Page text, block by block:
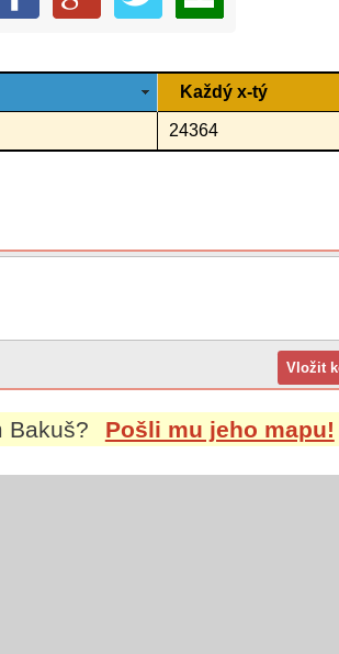
Každý x-tý
24364
Bakuš? Pošli mu jeho mapu!